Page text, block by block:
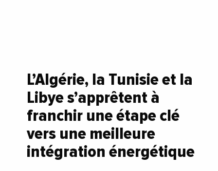
L’Algérie, la Tunisie et la
Libye s’apprêtent à
franchir une étape clé
vers une meilleure
intégration énergétique